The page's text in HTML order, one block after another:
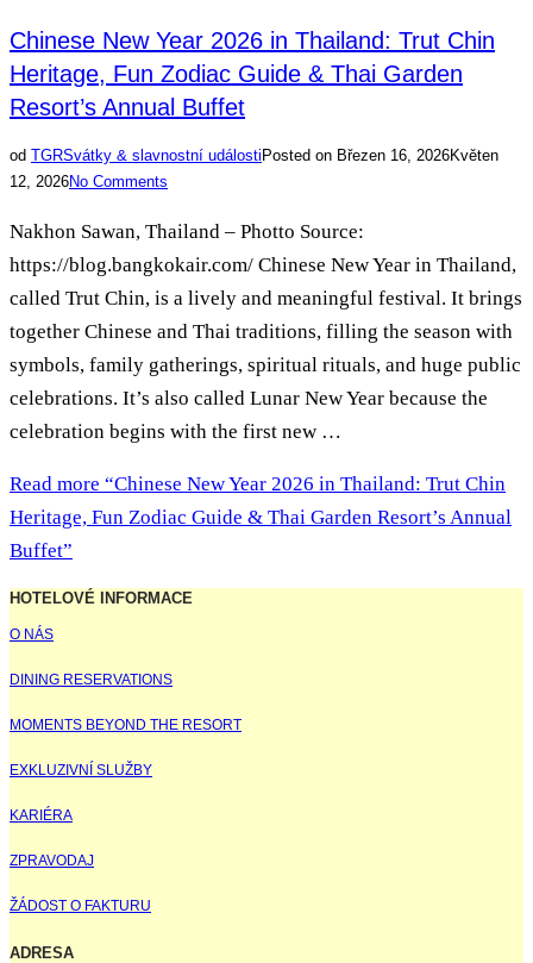
Chinese New Year 2026 in Thailand: Trut Chin
Heritage, Fun Zodiac Guide & Thai Garden
Resort’s Annual Buffet
od TGRSvátky & slavnostní události Posted on Březen 16, 2026Květen
12, 2026No Comments
Nakhon Sawan, Thailand – Photto Source:
https://blog.bangkokair.com/ Chinese New Year in Thailand,
called Trut Chin, is a lively and meaningful festival. It brings
together Chinese and Thai traditions, filling the season with
symbols, family gatherings, spiritual rituals, and huge public
celebrations. It’s also called Lunar New Year because the
celebration begins with the first new …
Read more “Chinese New Year 2026 in Thailand: Trut Chin
Heritage, Fun Zodiac Guide & Thai Garden Resort’s Annual
Buffet”
HOTELOVÉ INFORMACE
O NÁS
DINING RESERVATIONS
MOMENTS BEYOND THE RESORT
EXKLUZIVNÍ SLUŽBY
KARIÉRA
ZPRAVODAJ
ŽÁDOST O FAKTURU
ADRESA